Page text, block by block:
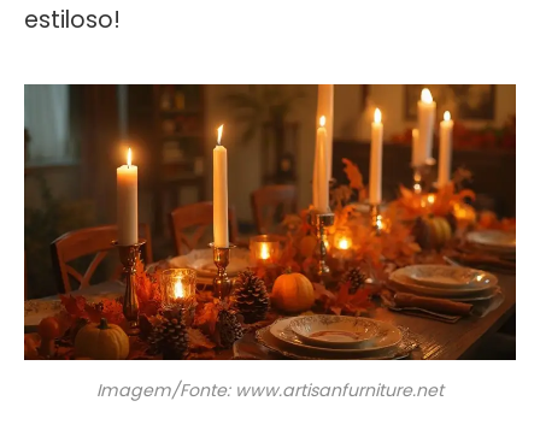
estiloso!
Imagem/Fonte: www.artisanfurniture.net